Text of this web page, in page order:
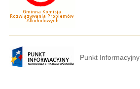
Punkt Informacyjny